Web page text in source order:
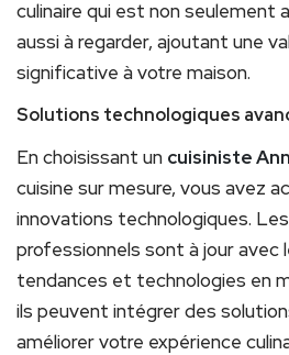
culinaire qui est non seulement
aussi à regarder, ajoutant une
significative à votre maison.
Solutions technologiques
En choisissant un cuisiniste
cuisine sur mesure, vous avez
innovations technologiques.
professionnels sont à jour avec
tendances et technologies en
ils peuvent intégrer des
améliorer votre expérience